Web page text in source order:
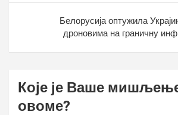
Белорусија оптужила
дроновима на граничну
Које је Ваше
овоме?